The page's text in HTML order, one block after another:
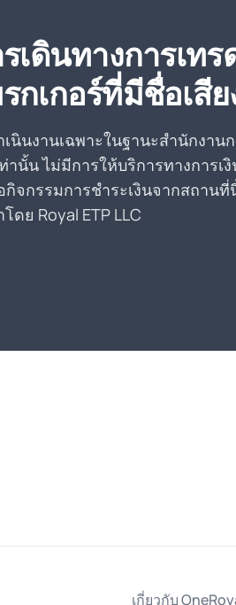
เดินทางการเท
เกอร์ที่มีชื่อเสีย
นินงานเฉพาะในฐานะสำนักงาน
านั้น ไม่มีการให้บริการทางการเงิ
จกรรมการชำระเงินจากสถานที่
ดย Royal ETP LLC
เกี่ยวกับ